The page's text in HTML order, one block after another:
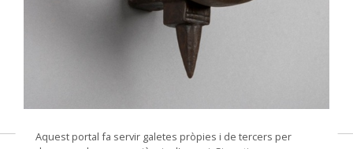
© Arxiu Fotogràfic del Consorci del Patrimoni de
Sitges
Aquest portal fa servir galetes pròpies i de tercers per